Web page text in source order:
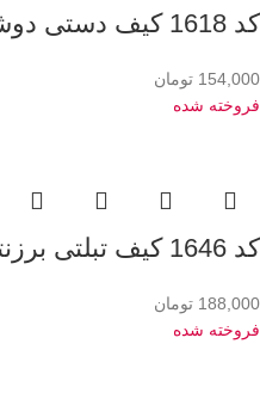
کد 1618 کیف دستی دوشی دخترانه مدل الینا
154,000 تومان
فروخته شده
کد 1646 کیف تبلتی برزنتی کتپیلار
188,000 تومان
فروخته شده